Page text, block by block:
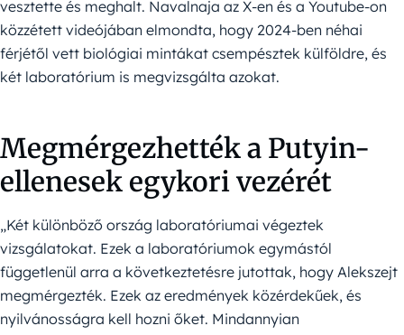
vesztette és meghalt. Navalnaja az X-en és a Youtube-on
közzétett videójában elmondta, hogy 2024-ben néhai
férjétől vett biológiai mintákat csempésztek külföldre, és
két laboratórium is megvizsgálta azokat.
Megmérgezhették a Putyin-
ellenesek egykori vezérét
„Két különböző ország laboratóriumai végeztek
vizsgálatokat. Ezek a laboratóriumok egymástól
függetlenül arra a következtetésre jutottak, hogy Alekszejt
megmérgezték. Ezek az eredmények közérdekűek, és
nyilvánosságra kell hozni őket. Mindannyian